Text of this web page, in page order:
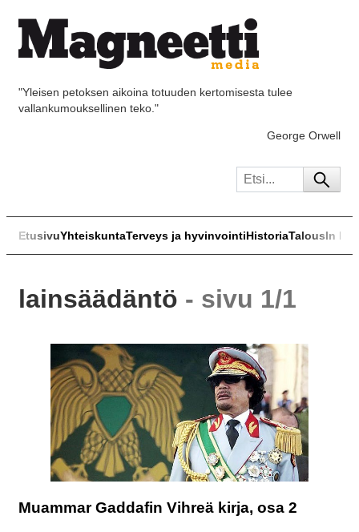
"Yleisen petoksen aikoina totuuden kertomisesta tulee
vallankumouksellinen teko."
George Orwell
EtusivuYhteiskuntaTerveys ja hyvinvointiHistoriaTalousIn
lainsäädäntö - sivu 1/1
Muammar Gaddafin Vihreä kirja, osa 2